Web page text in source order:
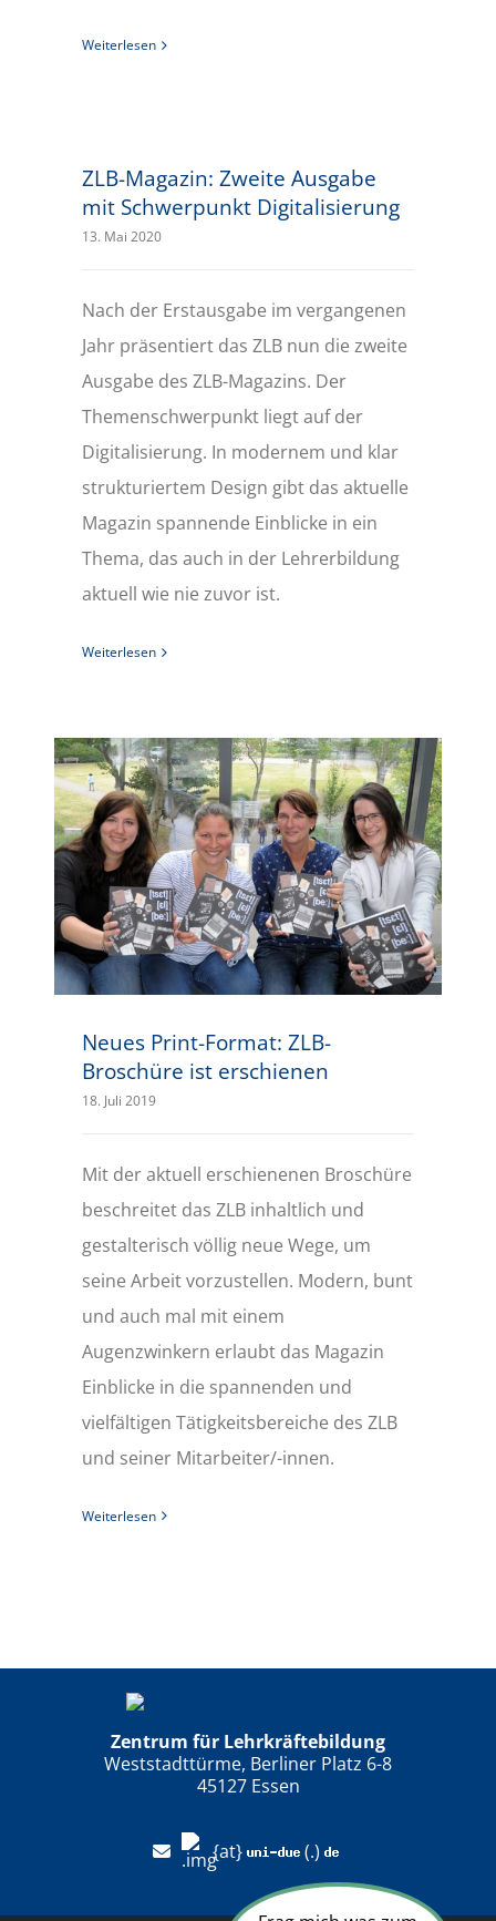
Weiterlesen
ZLB-Magazin: Zweite Ausgabe
mit Schwerpunkt Digitalisierung
13. Mai 2020
Nach der Erstausgabe im vergangenen
Jahr präsentiert das ZLB nun die zweite
Ausgabe des ZLB-Magazins. Der
Themenschwerpunkt liegt auf der
Digitalisierung. In modernem und klar
strukturiertem Design gibt das aktuelle
Magazin spannende Einblicke in ein
Thema, das auch in der Lehrerbildung
aktuell wie nie zuvor ist.
Weiterlesen
Neues Print-Format: ZLB-
Broschüre ist erschienen
18. Juli 2019
Mit der aktuell erschienenen Broschüre
beschreitet das ZLB inhaltlich und
gestalterisch völlig neue Wege, um
seine Arbeit vorzustellen. Modern, bunt
und auch mal mit einem
Augenzwinkern erlaubt das Magazin
Einblicke in die spannenden und
vielfältigen Tätigkeitsbereiche des ZLB
und seiner Mitarbeiter/-innen.
Weiterlesen
Zentrum für Lehrkräftebildung
Weststadttürme, Berliner Platz 6-8
45127 Essen
{at} (.)